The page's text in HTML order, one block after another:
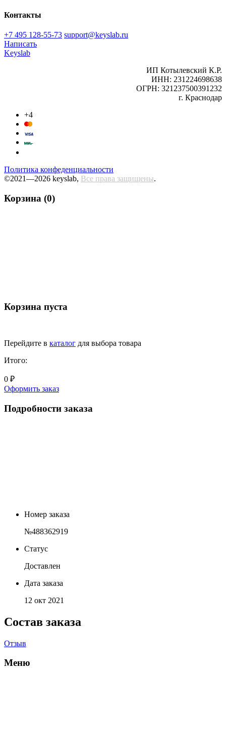
Контакты
+7 495 128-55-73 support@keyslab.ru
Написать
Keyslab
ИП Котылевский К.Р.
ИНН: 231224698638
ОГРН: 321237500391232
г. Краснодар
+4
Политика конфеденциальности
©2021—2026 keyslab, Все права защищены.
Корзина (0)
Корзина пуста
Перейдите в каталог для выбора товара
Итого:
0 ₽
Оформить заказ
Подробности заказа
Номер заказа
№488362919
Статус
Доставлен
Дата заказа
12 окт 2021
Состав заказа
Отзыв
Меню